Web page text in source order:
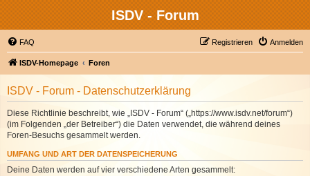
ISDV - Forum
FAQ Anmelden
Registrieren
ISDV-Homepage Foren
ISDV - Forum - Datenschutzerklärung
Diese Richtlinie beschreibt, wie „ISDV - Forum“ („https://www.isdv.net/forum“)
(im Folgenden „der Betreiber“) die Daten verwendet, die während deines
Foren-Besuchs gesammelt werden.
UMFANG UND ART DER DATENSPEICHERUNG
Deine Daten werden auf vier verschiedene Arten gesammelt: